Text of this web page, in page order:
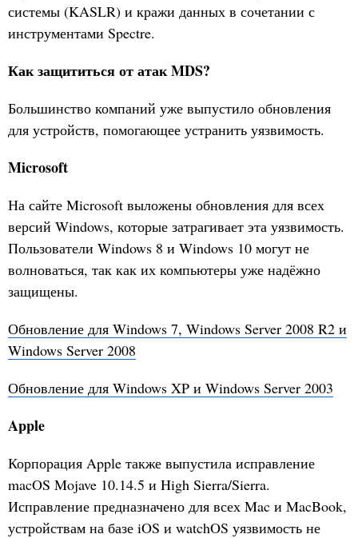
системы (KASLR) и кражи данных в сочетании с
инструментами Spectre.
Как защититься от атак MDS?
Большинство компаний уже выпустило обновления
для устройств, помогающее устранить уязвимость.
Microsoft
На сайте Microsoft выложены обновления для всех
версий Windows, которые затрагивает эта уязвимость.
Пользователи Windows 8 и Windows 10 могут не
волноваться, так как их компьютеры уже надёжно
защищены.
Обновление для Windows 7, Windows Server 2008 R2 и
Windows Server 2008
Обновление для Windows XP и Windows Server 2003
Apple
Корпорация Apple также выпустила исправление
macOS Mojave 10.14.5 и High Sierra/Sierra.
Исправление предназначено для всех Mac и MacBook,
устройствам на базе iOS и watchOS уязвимость не